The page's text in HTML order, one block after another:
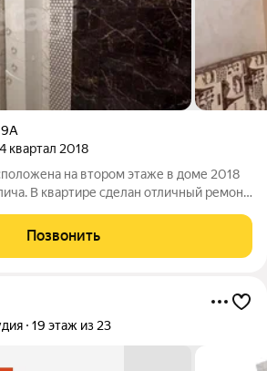
квартал 2018
на втором этаже в доме 2018
В квартире сделан отличный ремонт,
кафеле, добротная железная входная
Позвонить
19 этаж из 23